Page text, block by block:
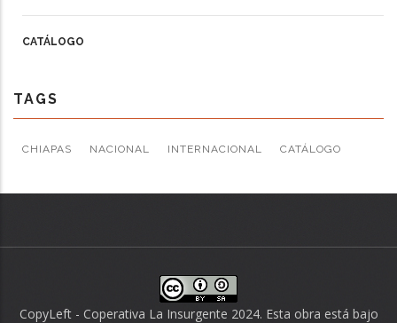
CATÁLOGO
TAGS
CHIAPAS NACIONAL INTERNACIONAL CATÁLOGO
CopyLeft - Coperativa La Insurgente 2024. Esta obra está bajo